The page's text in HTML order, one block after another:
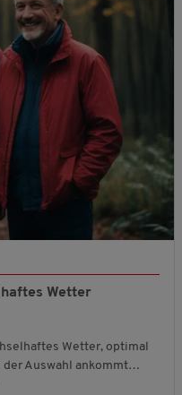
Wetter
Wetter, optimal
der Auswahl ankommt…